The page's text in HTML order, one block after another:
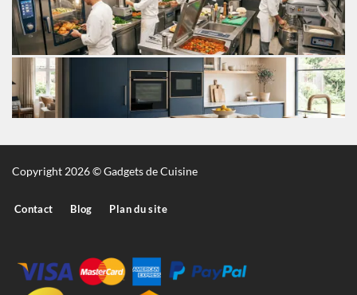
Copyright 2026 © Gadgets de Cuisine
Contact Blog Plan du site